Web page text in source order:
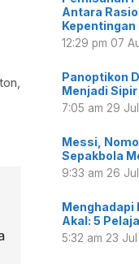
Antara
Kepentingan
12:29 pm 07
Panoptikon
Menjadi
7:05 am 29
Messi,
Sepakbola
9:33 am 26
Menghadapi
Akal: 5
5:32 am 23